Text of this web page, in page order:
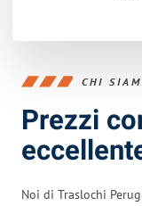
CHI
Prezzi
Noi di Traslochi